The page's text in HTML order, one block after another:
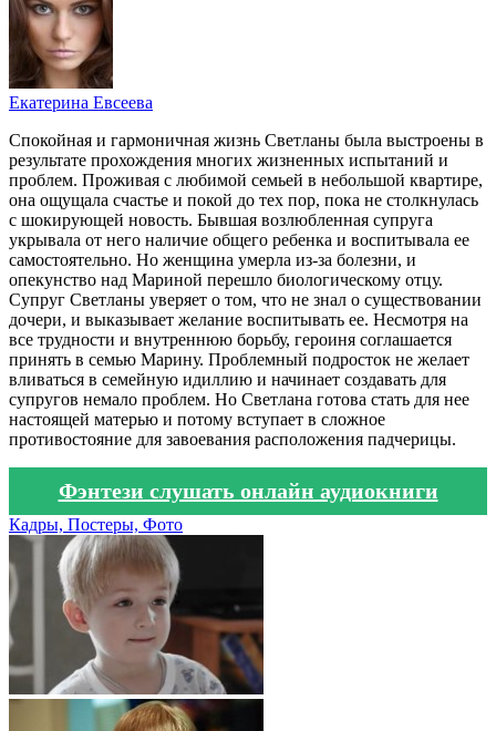
Екатерина Евсеева
Спокойная и гармоничная жизнь Светланы была выстроены в
результате прохождения многих жизненных испытаний и
проблем. Проживая с любимой семьей в небольшой квартире,
она ощущала счастье и покой до тех пор, пока не столкнулась
с шокирующей новость. Бывшая возлюбленная супруга
укрывала от него наличие общего ребенка и воспитывала ее
самостоятельно. Но женщина умерла из-за болезни, и
опекунство над Мариной перешло биологическому отцу.
Супруг Светланы уверяет о том, что не знал о существовании
дочери, и выказывает желание воспитывать ее. Несмотря на
все трудности и внутреннюю борьбу, героиня соглашается
принять в семью Марину. Проблемный подросток не желает
вливаться в семейную идиллию и начинает создавать для
супругов немало проблем. Но Светлана готова стать для нее
настоящей матерью и потому вступает в сложное
противостояние для завоевания расположения падчерицы.
Фэнтези слушать онлайн аудиокниги
Кадры, Постеры, Фото